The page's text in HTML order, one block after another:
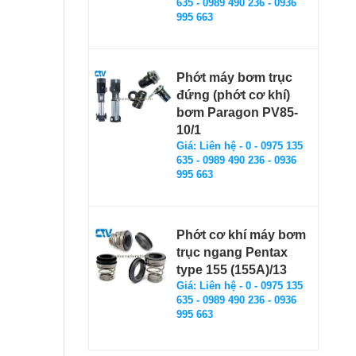
635 - 0989 490 236 - 0936
995 663
Phớt máy bơm trục
đứng (phớt cơ khí)
bơm Paragon PV85-
10/1
Giá: Liên hệ - 0 - 0975 135
635 - 0989 490 236 - 0936
995 663
Phớt cơ khí máy bơm
trục ngang Pentax
type 155 (155A)/13
Giá: Liên hệ - 0 - 0975 135
635 - 0989 490 236 - 0936
995 663